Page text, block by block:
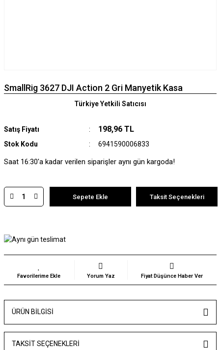
SmallRig 3627 DJI Action 2 Gri Manyetik Kasa
Satış Fiyatı 198,96 TL
Stok Kodu 6941590006833
Türkiye Yetkili Satıcısı
Saat 16:30'a kadar verilen siparişler aynı gün kargoda!
Sepete Ekle Taksit Seçenekleri
Yorum Yaz Fiyat Düşünce Haber Ver
ÜRÜN BILGISI
TAKSIT SEÇENEKLERI